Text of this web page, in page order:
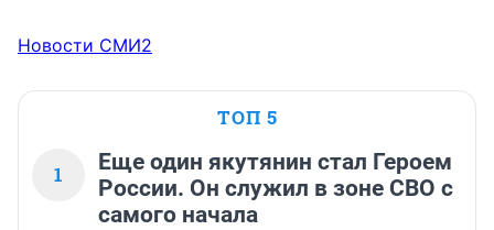
Новости СМИ2
ТОП 5
1
Еще один якутянин стал Героем
России. Он служил в зоне СВО с
самого начала